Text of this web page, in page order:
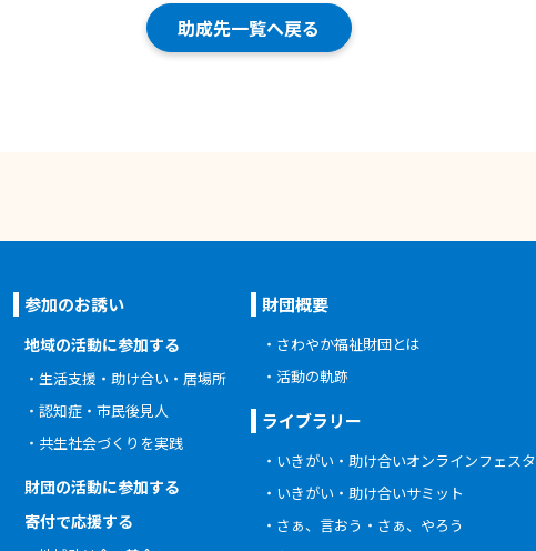
助成先一覧へ戻る
参加のお誘い
地域の活動に参加する
生活支援・助け合い・居場所
認知症・市民後見人
共生社会づくりを実践
財団の活動に参加する
寄付で応援する
財団概要
さわやか福祉財団とは
活動の軌跡
ライブラリー
いきがい・助け合いオンラインフェスタ
いきがい・助け合いサミット
さぁ、言おう・さぁ、やろう